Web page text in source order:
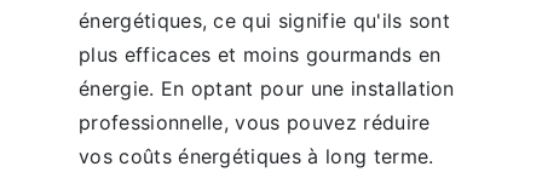
énergétiques, ce qui signifie qu'ils sont
plus efficaces et moins gourmands en
énergie. En optant pour une installation
professionnelle, vous pouvez réduire
vos coûts énergétiques à long terme.